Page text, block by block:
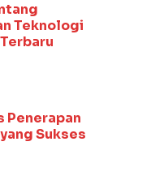
Teknologi
Penerapan
Sukses